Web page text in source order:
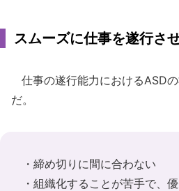
スムーズに仕事を遂行さ
仕事の遂行能力におけるASD
だ。
・締め切りに間に合わない
・組織化することが苦手で、